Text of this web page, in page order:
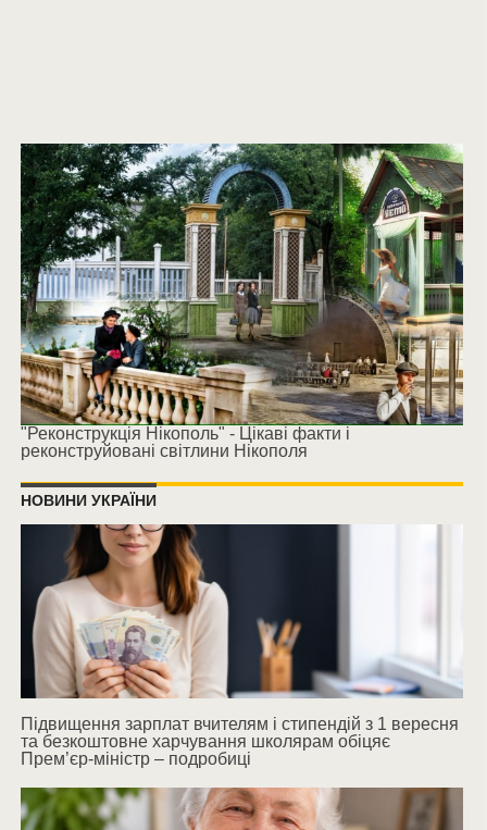
"Реконструкція Нікополь" - Цікаві факти і
реконструйовані світлини Нікополя
НОВИНИ УКРАЇНИ
Підвищення зарплат вчителям і стипендій з 1 вересня
та безкоштовне харчування школярам обіцяє
Прем’єр-міністр – подробиці